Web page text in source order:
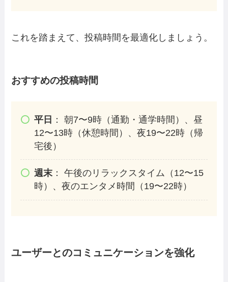
これを踏まえて、投稿時間を最適化しましょう。
おすすめの投稿時間
平日 ： 朝7〜9時（通勤・通学時間）、昼
12〜13時（休憩時間）、夜19〜22時（帰
宅後）
週末： 午後のリラックスタイム（12〜15
時）、夜のエンタメ時間（19〜22時）
ユーザーとのコミュニケーションを強化